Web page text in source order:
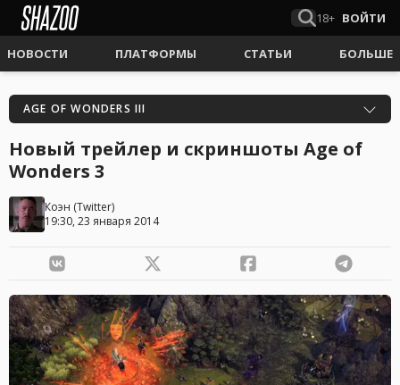
18+ ВОЙТИ
НОВОСТИ ПЛАТФОРМЫ СТАТЬИ БОЛЬШЕ
AGE OF WONDERS III
Новый трейлер и скриншоты Age of
Wonders 3
Коэн (Twitter)
19:30, 23 января 2014